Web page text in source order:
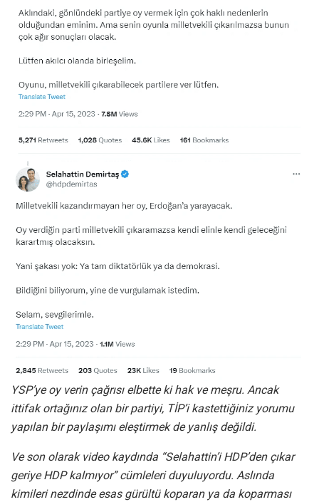
YSP’ye oy verin çağrısı elbette ki hak ve meşru. Ancak
ittifak ortağınız olan bir partiyi, TİP’i kastettiğiniz yorumu
yapılan bir paylaşımı eleştirmek de yanlış değildi.
Ve son olarak video kaydında “Selahattin’i HDP’den çıkar
geriye HDP kalmıyor” cümleleri duyuluyordu. Aslında
kimileri nezdinde esas gürültü koparan ya da koparması